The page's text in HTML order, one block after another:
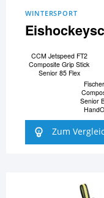
WINTERSPORT
CCM Jetspeed FT2
Composite Grip Stick
Senior 85 Flex
Senior
Zum